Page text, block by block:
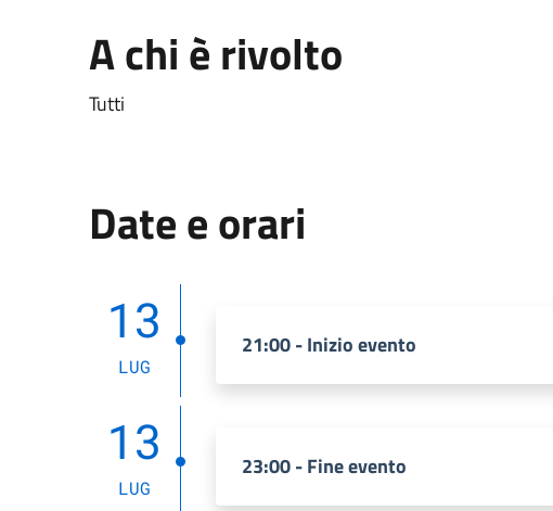
A chi è rivolto
Tutti
Date e orari
13
LUG
21:00 - Inizio evento
13
LUG
23:00 - Fine evento